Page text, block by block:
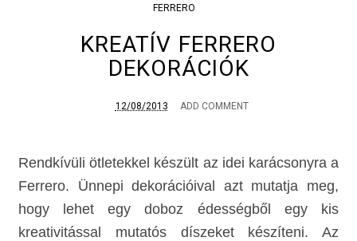
FERRERO
KREATÍV FERRERO
DEKORÁCIÓK
12/08/2013 ADD COMMENT
Rendkívüli ötletekkel készült az idei karácsonyra a
Ferrero. Ünnepi dekorációival azt mutatja meg,
hogy lehet egy doboz édességből egy kis
kreativitással mutatós díszeket készíteni. Az